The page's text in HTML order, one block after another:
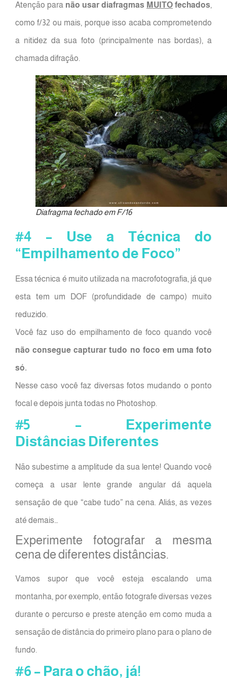
Atenção para não usar diafragmas MUITO fechados,
como f/32 ou mais, porque isso acaba comprometendo
a nitidez da sua foto (principalmente nas bordas), a
chamada difração.
Diafragma fechado em F/16
#4 – Use a Técnica do
“Empilhamento de Foco”
Essa técnica é muito utilizada na macrofotografia, já que
esta tem um DOF (profundidade de campo) muito
reduzido.
Você faz uso do empilhamento de foco quando você
não consegue capturar tudo no foco em uma foto
só.
Nesse caso você faz diversas fotos mudando o ponto
focal e depois junta todas no Photoshop.
#5 – Experimente
Distâncias Diferentes
Não subestime a amplitude da sua lente! Quando você
começa a usar lente grande angular dá aquela
sensação de que “cabe tudo” na cena. Aliás, as vezes
até demais…
Experimente fotografar a mesma
cena de diferentes distâncias.
Vamos supor que você esteja escalando uma
montanha, por exemplo, então fotografe diversas vezes
durante o percurso e preste atenção em como muda a
sensação de distância do primeiro plano para o plano de
fundo.
#6 – Para o chão, já!